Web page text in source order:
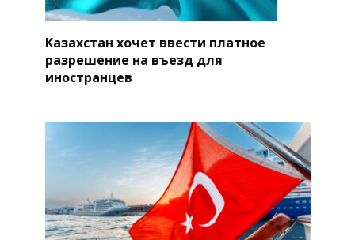
Казахстан хочет ввести платное
разрешение на въезд для
иностранцев